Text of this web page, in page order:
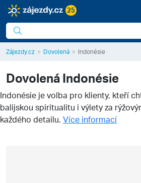
25
Zájezdy.cz Dovolená Indonésie
Dovolená Indonésie
Indonésie je volba pro klienty, kteří
balijskou spiritualitu i výlety za
každého detailu. Více informací